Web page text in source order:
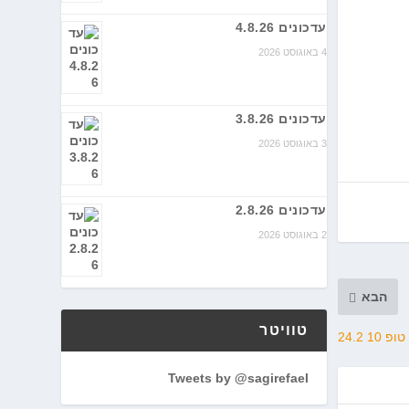
הבא
טופ 10 24.2
עדכונים 4.8.26
4 באוגוסט 2026
עדכונים 3.8.26
3 באוגוסט 2026
עדכונים 2.8.26
2 באוגוסט 2026
טוויטר
Tweets by @sagirefael